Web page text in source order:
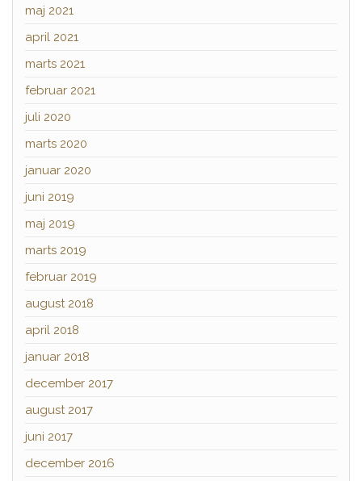
maj 2021
april 2021
marts 2021
februar 2021
juli 2020
marts 2020
januar 2020
juni 2019
maj 2019
marts 2019
februar 2019
august 2018
april 2018
januar 2018
december 2017
august 2017
juni 2017
december 2016